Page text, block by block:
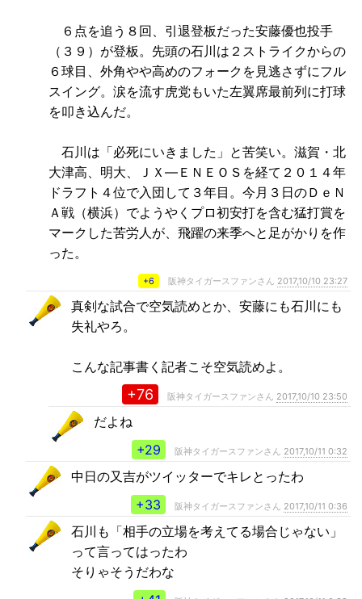
６点を追う８回、引退登板だった安藤優也投手
（３９）が登板。先頭の石川は２ストライクからの
６球目、外角やや高めのフォークを見逃さずにフル
スイング。涙を流す虎党もいた左翼席最前列に打球
を叩き込んだ。
石川は「必死にいきました」と苦笑い。滋賀・北
大津高、明大、ＪＸ―ＥＮＥＯＳを経て２０１４年
ドラフト４位で入団して３年目。今月３日のＤｅＮ
Ａ戦（横浜）でようやくプロ初安打を含む猛打賞を
マークした苦労人が、飛躍の来季へと足がかりを作
った。
+6 阪神タイガースファンさん 2017,10/10 23:27
真剣な試合で空気読めとか、安藤にも石川にも
失礼やろ。
こんな記事書く記者こそ空気読めよ。
+76 阪神タイガースファンさん 2017,10/10 23:50
だよね
+29
阪神タイガースファンさん 2017,10/11 0:32
中日の又吉がツイッターでキレとったわ
+33
阪神タイガースファンさん 2017,10/11 0:36
石川も「相手の立場を考えてる場合じゃない」
って言ってはったわ
そりゃそうだわな